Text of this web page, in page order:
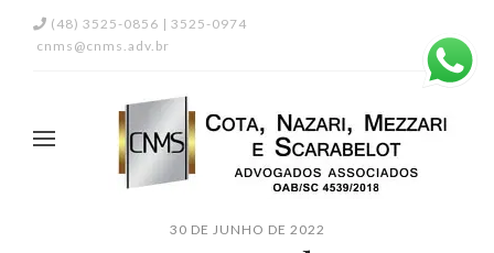
(48) 3525-0856 | 3525-0974
cnms@cnms.adv.br
30 DE JUNHO DE 2022